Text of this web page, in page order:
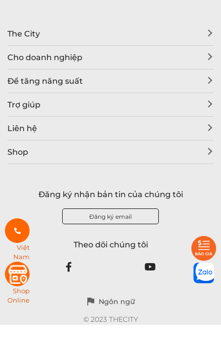
The City
Cho doanh nghiệp
Để tăng năng suất
Trợ giúp
Liên hệ
Shop
Đăng ký nhận bản tin của chúng tôi
Đăng ký email
Theo dõi chúng tôi
Ngôn ngữ
© 2023 THECITY
Việt
Nam
Shop
Online